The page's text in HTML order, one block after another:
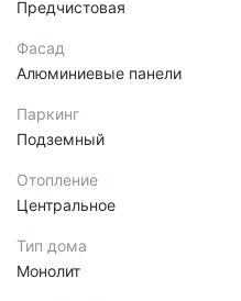
Предчистовая
Фасад
Алюминиевые панели
Паркинг
Подземный
Отопление
Центральное
Тип дома
Монолит